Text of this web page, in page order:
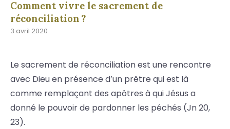
Comment vivre le sacrement de
réconciliation ?
3 avril 2020
Le sacrement de réconciliation est une rencontre
avec Dieu en présence d’un prêtre qui est là
comme remplaçant des apôtres à qui Jésus a
donné le pouvoir de pardonner les péchés (Jn 20,
23).